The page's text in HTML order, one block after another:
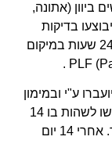
(אתונה,
בדיקות
במקרה זה, יידרש בידוד עצמי של 24 שעות במיקום
ע"י ובמימון
השלטונות היווניים לבידוד במלון קורונה ויידרשו לשהות בו 14
ימים. לא ניתן לצאת לפני תום תקופת הבידוד. אחרי 14 יום